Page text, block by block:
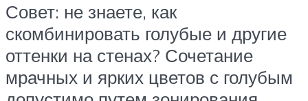
Совет: не знаете, как
скомбинировать голубые и другие
оттенки на стенах? Сочетание
мрачных и ярких цветов с голубым